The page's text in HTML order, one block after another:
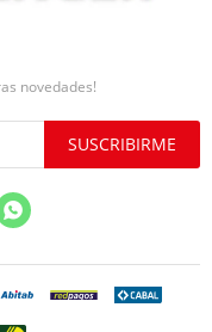
novedades!
SUSCRIBIRME
